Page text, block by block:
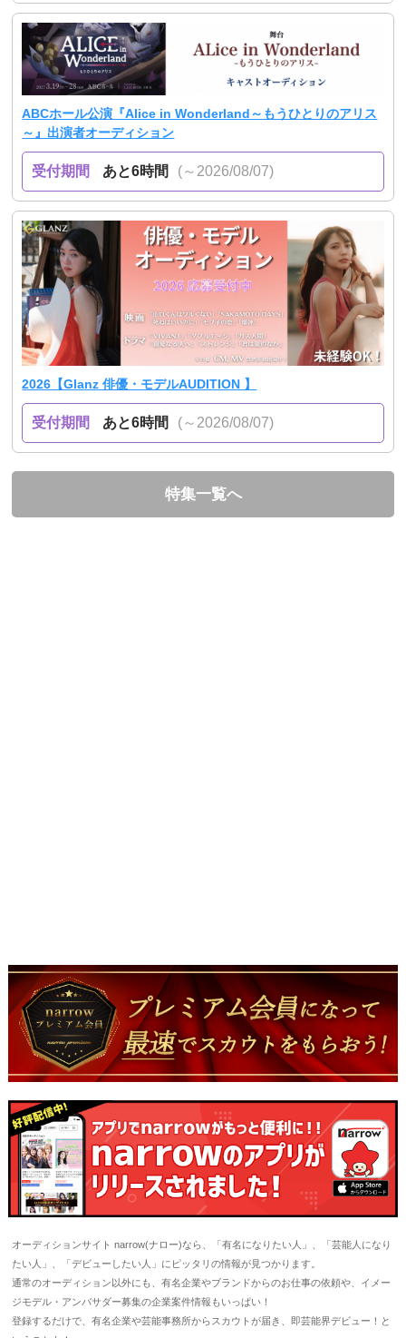
ABCホール公演『Alice in Wonderland～もうひとりのアリス
～』出演者オーディション
受付期間 あと6時間 (～2026/08/07)
2026【Glanz 俳優・モデルAUDITION 】
受付期間 あと6時間 (～2026/08/07)
特集一覧へ
オーディションサイト narrow(ナロー)なら、「有名になりたい人」、「芸能人になり
たい人」、「デビューしたい人」にピッタリの情報が見つかります。
通常のオーディション以外にも、有名企業やブランドからのお仕事の依頼や、イメー
ジモデル・アンバサダー募集の企業案件情報もいっぱい！
登録するだけで、有名企業や芸能事務所からスカウトが届き、即芸能界デビュー！と